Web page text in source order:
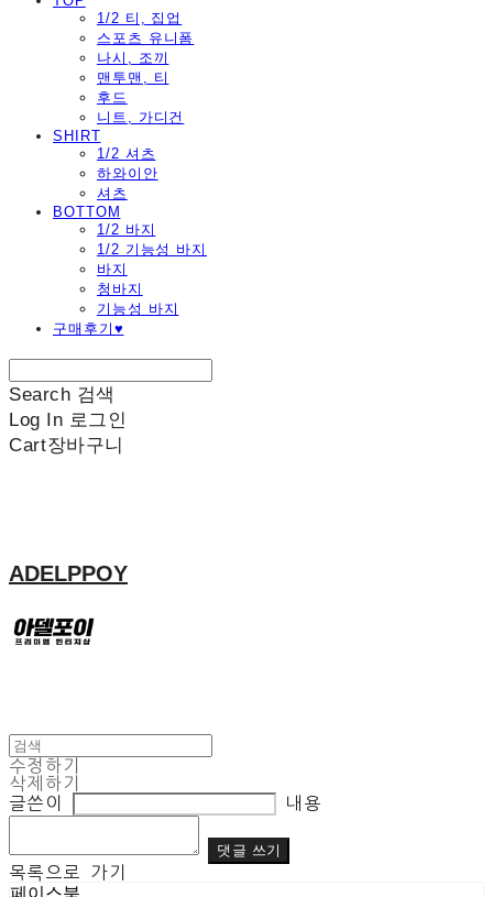
1/2 티, 집업
스포츠 유니폼
나시, 조끼
맨투맨, 티
후드
니트, 가디건
SHIRT
1/2 셔츠
하와이안
셔츠
BOTTOM
1/2 바지
1/2 기능성 바지
바지
청바지
기능성 바지
구매후기♥
Search 검색
Log In 로그인
Cart장바구니
ADELPPOY
수정하기
삭제하기
글쓴이
내용
댓글 쓰기
목록으로 가기
페이스북